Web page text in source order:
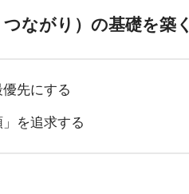
ながり）の基礎を築く
先にする
を追求する